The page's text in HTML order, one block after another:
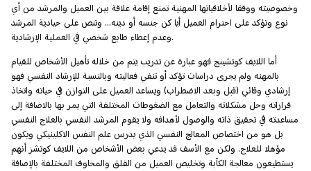
وخصوصيته ووفقا لأخلاقياتها المهنية تمنع إقامة علاقة بين العميل والمرشد من أي
نوع وتؤكد على احترام العميل أيا كن جنسه أو دينه... وتنص على حيادية المرشد
وعدم إعطاء طابع شخصي في العملية الإرشادية.
أما اللايف كوتشينج فهو عبارة عن تدريب يتم من خلاله تأهيل الأشخاص للقيام
بالمهنه ولم يجرى دراسات تؤكد أو تنفي فعاليته وبالنسبة للإرشاد النفسي فهو
إرشادي وقائي (قبل وبعد الاضطراب) ويساعد العميل على التوازن في حياته واتخاذ
قراراته وحل مشكلاته والتعامل مع الضغوطات المختلفة التي يمر بها بالاضافة إلى
مساعدته في تحقيق ذاته والوصول لأهدافه ولا يقوم المرشد النفسي بالعلاج النفسي
بل هو من اختصاص المعالج النفسي الذي يدرس علم النفس الاكلينيكي ويكون
مؤهلا للعلاج. ولكن مع الأسف قد يدعي بعض الأشخاص من اللايف كوتشز أنهم
يستطيعون معالجة الكآبة وتخليص العميل من القلق والمخاوف المختلفة بالإضافة